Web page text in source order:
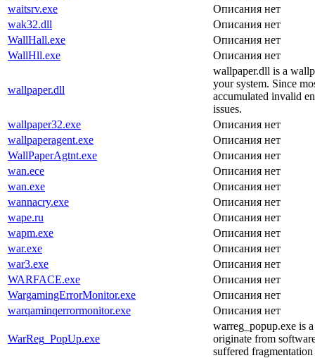
waitsrv.exe
Описания нет
wak32.dll
Описания нет
WallHall.exe
Описания нет
WallHll.exe
Описания нет
wallpaper.dll
wallpaper.dll is a
your system. Since
accumulated invalid
issues.
wallpaper32.exe
Описания нет
wallpaperagent.exe
Описания нет
WallPaperAgtnt.exe
Описания нет
wan.ece
Описания нет
wan.exe
Описания нет
wannacry.exe
Описания нет
wape.ru
Описания нет
wapm.exe
Описания нет
war.exe
Описания нет
war3.exe
Описания нет
WARFACE.exe
Описания нет
WargamingErrorMonitor.exe
Описания нет
warqaminqerrormonitor.exe
Описания нет
WarReg_PopUp.exe
warreg_popup.exe is
originate from
suffered